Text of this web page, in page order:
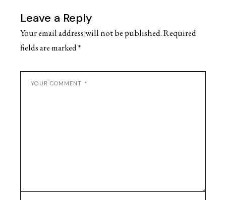
Leave a Reply
Your email address will not be published.Required
fields are marked*